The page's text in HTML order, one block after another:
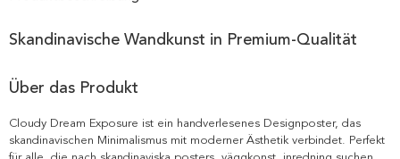
Skandinavische Wandkunst in Premium-Qualität
Über das Produkt
Cloudy Dream Exposure ist ein handverlesenes Designposter, das
skandinavischen Minimalismus mit moderner Ästhetik verbindet. Perfekt